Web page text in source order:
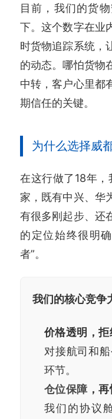
目前，我们的货
下。这个数字在业
时货物追踪系统，
的动态。哪怕货物
中转，客户心里都
期信任的关键。
为什么选择威
在这行做了18年
家，既有中兴、华
有很多刚起步、还
的定位始终很明
者”。
我们的核心竞争
价格透明，拒
对接航司和
环节。
仓位保障 ，
我们的协议